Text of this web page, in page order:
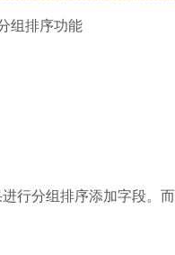
组排序功能
行分组排序添加字段。